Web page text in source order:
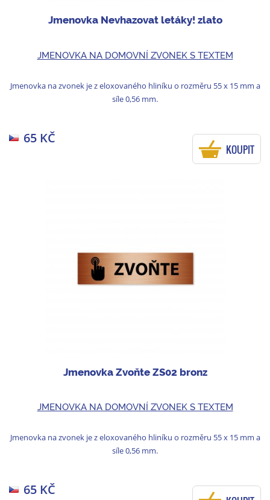
Jmenovka Nevhazovat letáky! zlato
JMENOVKA NA DOMOVNÍ ZVONEK S TEXTEM
Jmenovka na zvonek je z eloxovaného hliníku o rozměru 55 x 15 mm a
síle 0,56 mm.
65 KČ
KOUPIT
Jmenovka Zvoňte ZS02 bronz
JMENOVKA NA DOMOVNÍ ZVONEK S TEXTEM
Jmenovka na zvonek je z eloxovaného hliníku o rozměru 55 x 15 mm a
síle 0,56 mm.
65 KČ